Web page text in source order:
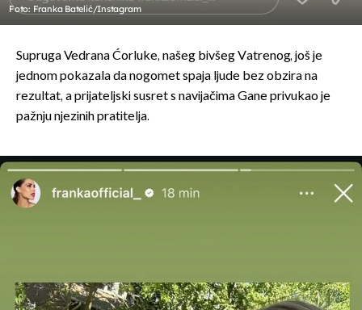
Foto: Franka Batelić/Instagram
Supruga Vedrana Ćorluke, našeg bivšeg Vatrenog, još je
jednom pokazala da nogomet spaja ljude bez obzira na
rezultat, a prijateljski susret s navijačima Gane privukao je
pažnju njezinih pratitelja.